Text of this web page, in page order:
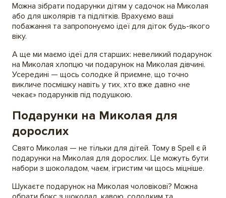
Можна зібрати подарунки дітям у садочок на Миколая
або для школярів та підлітків. Врахуємо ваші
побажання та запропонуємо ідеї для діток будь-якого
віку.
А ще ми маємо ідеї для старших: невеликий подарунок
на Миколая хлопцю чи подарунок на Миколая дівчині.
Усередині — щось солодке й приємне, що точно
викличе посмішку навіть у тих, хто вже давно «не
чекає» подарунків під подушкою.
Подарунки на Миколая для
дорослих
Свято Миколая — не тільки для дітей. Тому в Spell є й
подарунки на Миколая для дорослих. Це можуть бути
набори з шоколадом, чаєм, ігристим чи щось міцніше.
Шукаєте подарунок на Миколая чоловікові? Можна